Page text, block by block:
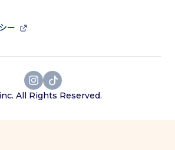
ー
All Rights Reserved.